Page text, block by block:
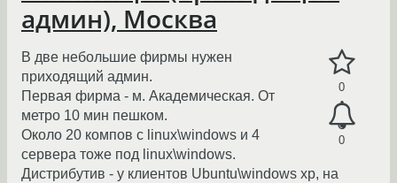
админ), Москва
0
0
В две небольшие фирмы нужен
приходящий админ.
Первая фирма - м. Академическая. От
метро 10 мин пешком.
Около 20 компов с linux\windows и 4
сервера тоже под linux\windows.
Дистрибутив - у клиентов Ubuntu\windows xp, на